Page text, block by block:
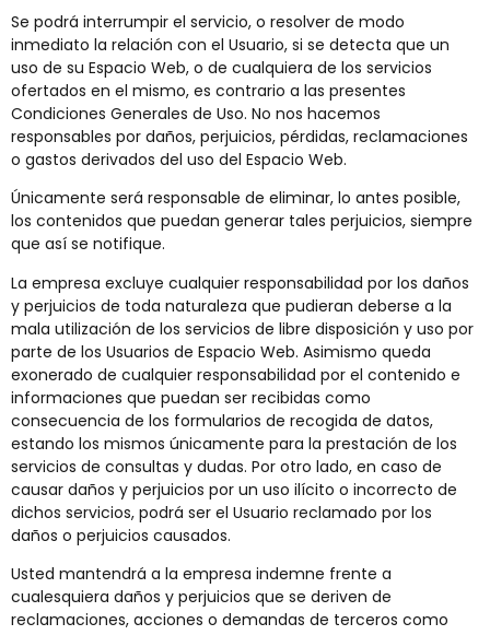
Se podrá interrumpir el servicio, o resolver de modo
inmediato la relación con el Usuario, si se detecta que un
uso de su Espacio Web, o de cualquiera de los servicios
ofertados en el mismo, es contrario a las presentes
Condiciones Generales de Uso. No nos hacemos
responsables por daños, perjuicios, pérdidas, reclamaciones
o gastos derivados del uso del Espacio Web.
Únicamente será responsable de eliminar, lo antes posible,
los contenidos que puedan generar tales perjuicios, siempre
que así se notifique.
La empresa excluye cualquier responsabilidad por los daños
y perjuicios de toda naturaleza que pudieran deberse a la
mala utilización de los servicios de libre disposición y uso por
parte de los Usuarios de Espacio Web. Asimismo queda
exonerado de cualquier responsabilidad por el contenido e
informaciones que puedan ser recibidas como
consecuencia de los formularios de recogida de datos,
estando los mismos únicamente para la prestación de los
servicios de consultas y dudas. Por otro lado, en caso de
causar daños y perjuicios por un uso ilícito o incorrecto de
dichos servicios, podrá ser el Usuario reclamado por los
daños o perjuicios causados.
Usted mantendrá a la empresa indemne frente a
cualesquiera daños y perjuicios que se deriven de
reclamaciones, acciones o demandas de terceros como